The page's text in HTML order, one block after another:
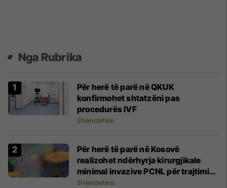
Nga Rubrika
Për herë të parë në QKUK
konfirmohet shtatzëni pas
procedurës IVF
Shëndetësi
Për herë të parë në Kosovë
realizohet ndërhyrja kirurgjikale
minimal invazive PCNL për trajtimin
e gurëve të mëdhenj në veshka
Shëndetësi